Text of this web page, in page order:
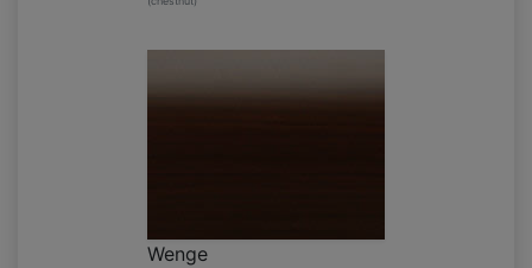
Wenge